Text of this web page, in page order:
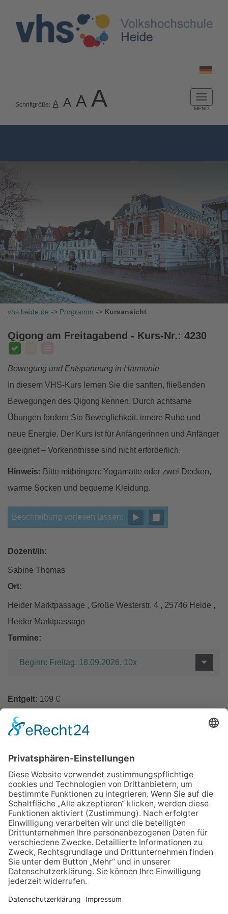
Schriftgröße: A A A A
vhs.heide.de -> Programm -> Kursansicht
Qigong am Freitagabend - Kurs-Nr.: 4230
Bewegung und Entspannung in Harmonie
In diesem VHS-Kurs lernen Sie die sanften, fließenden
Bewegungen des Qigong kennen. Durch achtsame
Übungen fördern Sie Beweglichkeit, innere Ruhe und
neue Energie. Der Kurs ist für Anfängerinnen und Anfänger
geeignet – Vorkenntnisse sind nicht erforderlich.
Hinweis: Bitte mitbringen: Yogamatte oder zwei Decken,
warme Socken und bequeme Kleidung.
Beschreibung vorlesen lassen:
Dozent/in:
Sabine Thomas
Ort:
Heider Marktpassage , Große Westerstr. 4 , 25746 Heide ,
Heider Marktpassage
Termine:
Beginn: Freitag, 18.09.2026, 10x
Entgelt: 109 €
Zurück
Impressum